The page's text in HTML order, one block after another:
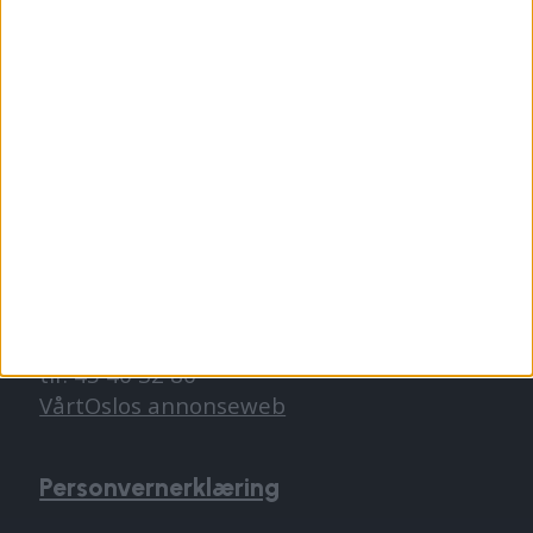
tlf: 45 40 32 80
VårtOslos annonseweb
Personvernerklæring